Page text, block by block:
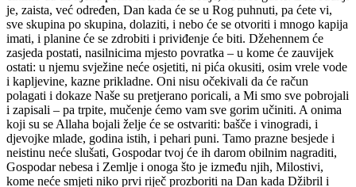
je, zaista, već određen, Dan kada će se u Rog puhnuti, pa ćete vi,
sve skupina po skupina, dolaziti, i nebo će se otvoriti i mnogo kapija
imati, i planine će se zdrobiti i priviđenje će biti. Džehennem će
zasjeda postati, nasilnicima mjesto povratka – u kome će zauvijek
ostati: u njemu svježine neće osjetiti, ni pića okusiti, osim vrele vode
i kapljevine, kazne prikladne. Oni nisu očekivali da će račun
polagati i dokaze Naše su pretjerano poricali, a Mi smo sve pobrojali
i zapisali – pa trpite, mučenje ćemo vam sve gorim učiniti. A onima
koji su se Allaha bojali želje će se ostvariti: bašče i vinogradi, i
djevojke mlade, godina istih, i pehari puni. Tamo prazne besjede i
neistinu neće slušati, Gospodar tvoj će ih darom obilnim nagraditi,
Gospodar nebesa i Zemlje i onoga što je između njih, Milostivi,
kome neće smjeti niko prvi riječ prozboriti na Dan kada Džibril i